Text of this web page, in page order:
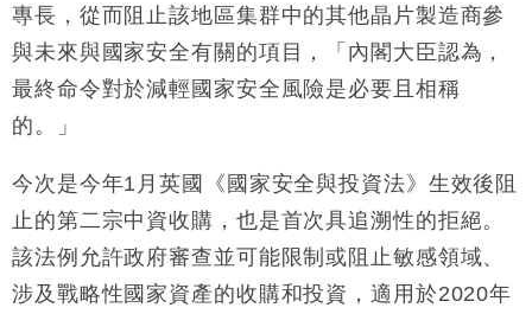
15:59
財經｜SA售股自救後再出手 斥4億美元押注未上市公
司
專長，從而阻止該地區集群中的其他晶片製造商參
與未來與國家安全有關的項目，「內閣大臣認為，
最終命令對於減輕國家安全風險是必要且相稱
的。」
今次是今年1月英國《國家安全與投資法》生效後阻
止的第二宗中資收購，也是首次具追溯性的拒絕。
該法例允許政府審查並可能限制或阻止敏感領域、
涉及戰略性國家資產的收購和投資，適用於2020年